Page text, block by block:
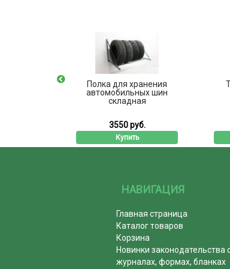
Полка для хранения
автомобильных шин
складная
3550 руб.
Купить
НАВИГАЦИЯ
Главная страница
Каталог товаров
Корзина
Новинки законодательства
журналах, формах, бланках